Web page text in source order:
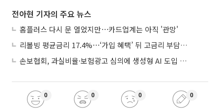
전아현 기자의 주요 뉴스
홈플러스 다시 문 열었지만⋯카드업계는 아직 '관망'
리볼빙 평균금리 17.4%⋯‘가입 혜택’ 뒤 고금리 부담 주의
손보협회, 과실비율·보험광고 심의에 생성형 AI 도입 추진
0 0 0 0